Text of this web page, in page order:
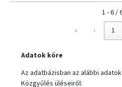
1 - 6 /
«
‹ 1
Adatok köre
Az adatbázisban az alábbi
Közgyűlés üléseiről: